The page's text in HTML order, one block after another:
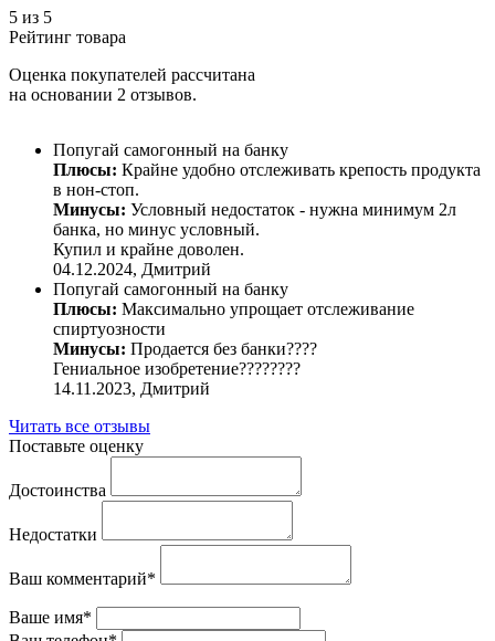
5 из 5
Рейтинг товара
Оценка покупателей рассчитана
на основании 2 отзывов.
Попугай самогонный на банку
Плюсы: Крайне удобно отслеживать крепость продукта
в нон-стоп.
Минусы: Условный недостаток - нужна минимум 2л
банка, но минус условный.
Купил и крайне доволен.
04.12.2024, Дмитрий
Попугай самогонный на банку
Плюсы: Максимально упрощает отслеживание
спиртуозности
Минусы: Продается без банки????
Гениальное изобретение????????
14.11.2023, Дмитрий
Читать все отзывы
Поставьте оценку
Достоинства
Недостатки
Ваш комментарий*
Ваше имя*